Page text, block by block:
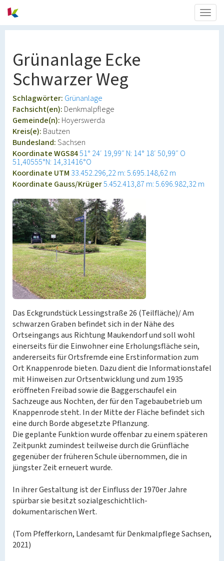
Grünanlage Ecke
Schwarzer Weg
Schlagwörter: Grünanlage
Fachsicht(en): Denkmalpflege
Gemeinde(n): Hoyerswerda
Kreis(e): Bautzen
Bundesland:Sachsen
Koordinate WGS8451° 24′ 19,99″ N: 14° 18′ 50,99″ O
51,40555°N: 14,31416°O
Koordinate UTM 33.452.296,22 m: 5.695.148,62 m
Koordinate Gauss/Krüger5.452.413,87 m: 5.696.982,32 m
Das Eckgrundstück Lessingstraße 26 (Teilfläche)/ Am
schwarzen Graben befindet sich in der Nähe des
Ortseingangs aus Richtung Maukendorf und soll wohl
einerseits für die Einwohner eine Erholungsfläche sein,
andererseits für Ortsfremde eine Erstinformation zum
Ort Knappenrode bieten. Dazu dient die Informationstafel
mit Hinweisen zur Ortsentwicklung und zum 1935
eröffneten Freibad sowie die Baggerschaufel ein
Sachzeuge aus Nochten, der für den Tagebaubetrieb um
Knappenrode steht. In der Mitte der Fläche befindet sich
eine durch Borde abgesetzte Pflanzung.
Die geplante Funktion wurde offenbar zu einem späteren
Zeitpunkt zumindest teilweise durch die Grünfläche
gegenüber der früheren Schule übernommen, die in
jüngster Zeit erneuert wurde.
In ihrer Gestaltung ist der Einfluss der 1970er Jahre
spürbar sie besitzt sozialgeschichtlich-
dokumentarischen Wert.
(Tom Pfefferkorn, Landesamt für Denkmalpflege Sachsen,
2021)